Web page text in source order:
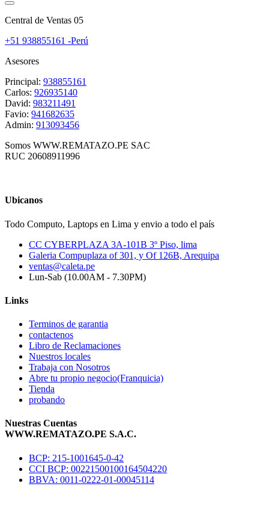
Central de Ventas 05
+51 938855161 -Perú
Asesores
Principal: 938855161
Carlos: 926935140
David: 983211491
Favio: 941682635
Admin: 913093456
Somos WWW.REMATAZO.PE SAC
RUC 20608911996
Ubicanos
Todo Computo, Laptops en Lima y envio a todo el país
CC CYBERPLAZA 3A-101B 3º Piso, lima
Galeria Compuplaza of 301, y Of 126B, Arequipa
ventas@caleta.pe
Lun-Sab (10.00AM - 7.30PM)
Links
Terminos de garantia
contactenos
Libro de Reclamaciones
Nuestros locales
Trabaja con Nosotros
Abre tu propio negocio(Franquicia)
Tienda
probando
Nuestras Cuentas
WWW.REMATAZO.PE S.A.C.
BCP: 215-1001645-0-42
CCI BCP: 00221500100164504220
BBVA: 0011-0222-01-00045114